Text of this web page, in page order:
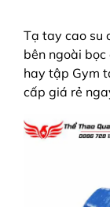
Tạ tay cao su
bên ngoài
hay tập Gym
cấp giá rẻ